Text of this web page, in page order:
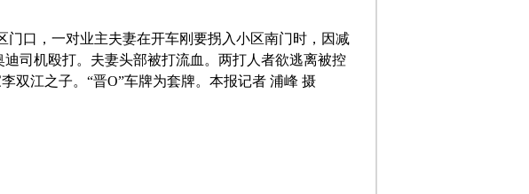
口，一对业主夫妻在开车刚要拐入小区南门时，因减
司机殴打。夫妻头部被打流血。两打人者欲逃离被控
双江之子。“晋O”车牌为套牌。本报记者 浦峰 摄